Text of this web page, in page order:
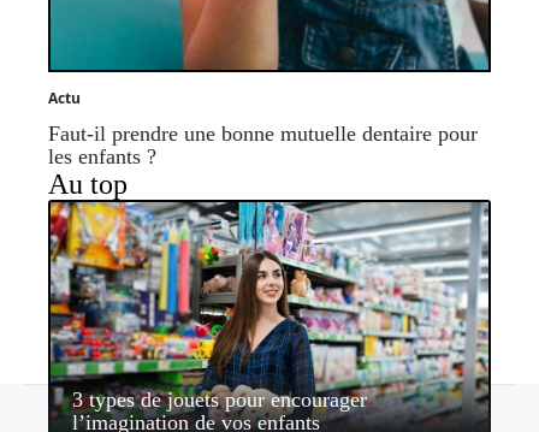
Actu
Faut-il prendre une bonne mutuelle dentaire pour
les enfants ?
Au top
3 types de jouets pour encourager
l’imagination de vos enfants
Contact Mentions légales Sitemap